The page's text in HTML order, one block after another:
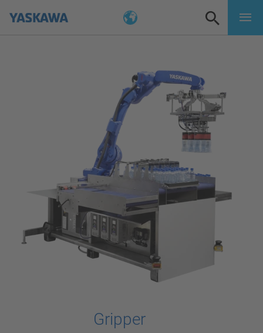
Gripper